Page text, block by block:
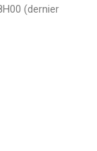
(dernier